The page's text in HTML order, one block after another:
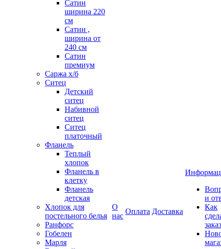
Сатин
ширина 220
см
Сатин ,
ширина от
240 см
Сатин
премиум
Саржа х/б
Ситец
Детский
ситец
Набивной
ситец
Ситец
платочный
Фланель
Теплый
хлопок
Фланель в
клетку
Фланель
детская
Хлопок для
постельного белья
Ранфорс
Гобелен
Марля
О
нас
Оплата Доставка
и
Как
заказ